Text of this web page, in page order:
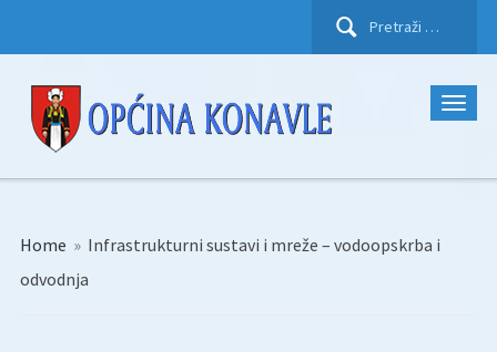
Pretraži:
Home » Infrastrukturni sustavi i mreže – vodoopskrba i
odvodnja